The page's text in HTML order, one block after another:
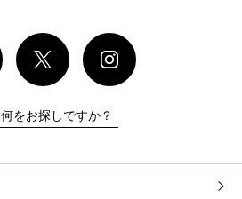
何をお探しですか？